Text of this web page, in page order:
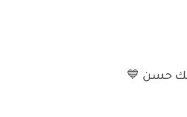
ملك حسن 💙